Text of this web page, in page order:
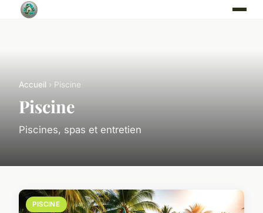
Accueil › Piscine
Piscine
Piscines, spas et entretien
PISCINE